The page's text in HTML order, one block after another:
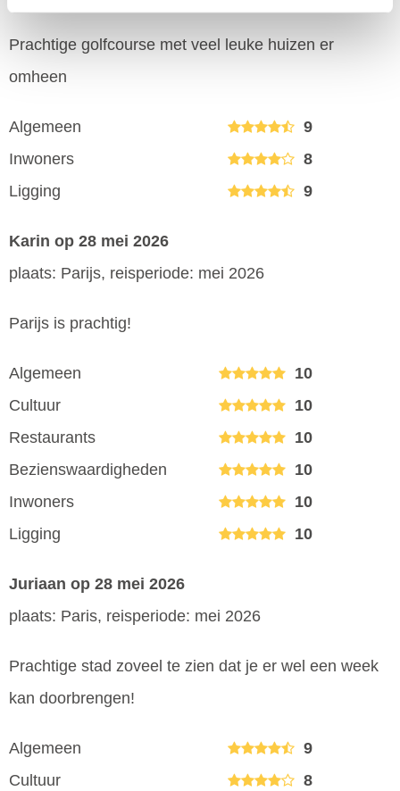
Prachtige golfcourse met veel leuke huizen er
omheen
Algemeen
9
Inwoners
8
Ligging
9
Karin op 28 mei 2026
plaats: Parijs, reisperiode: mei 2026
Parijs is prachtig!
Algemeen
10
Cultuur
10
Restaurants
10
Bezienswaardigheden
10
Inwoners
10
Ligging
10
Juriaan op 28 mei 2026
plaats: Paris, reisperiode: mei 2026
Prachtige stad zoveel te zien dat je er wel een week
kan doorbrengen!
Algemeen
9
Cultuur
8